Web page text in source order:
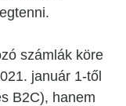
számlák köre
január 1-től
B2C), hanem